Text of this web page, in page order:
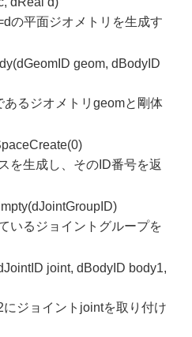
の平面ジオメトリを生成す
geom, dBodyID
あるジオメトリgeomと剛体
を生成し、そのID番号を返
いるジョイントグループを
joint, dBodyID body1,
ジョイントjointを取り付け